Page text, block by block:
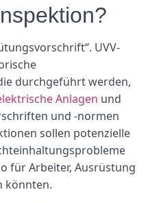
UVV-
durchgeführt werden,
Anlagen und
und -normen
sollen potenzielle
für Arbeiter, Ausrüstung
könnten.